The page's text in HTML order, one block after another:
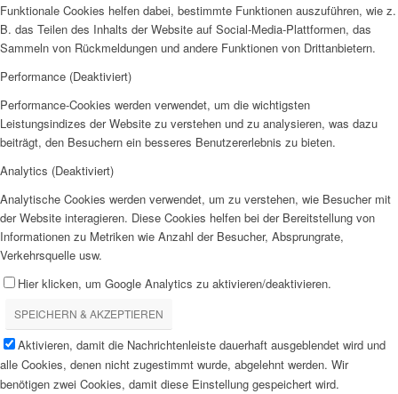
Funktionale Cookies helfen dabei, bestimmte Funktionen auszuführen, wie z.
B. das Teilen des Inhalts der Website auf Social-Media-Plattformen, das
Sammeln von Rückmeldungen und andere Funktionen von Drittanbietern.
Performance (Deaktiviert)
Performance-Cookies werden verwendet, um die wichtigsten
Leistungsindizes der Website zu verstehen und zu analysieren, was dazu
beiträgt, den Besuchern ein besseres Benutzererlebnis zu bieten.
Analytics (Deaktiviert)
Analytische Cookies werden verwendet, um zu verstehen, wie Besucher mit
der Website interagieren. Diese Cookies helfen bei der Bereitstellung von
Informationen zu Metriken wie Anzahl der Besucher, Absprungrate,
Verkehrsquelle usw.
Hier klicken, um Google Analytics zu aktivieren/deaktivieren.
SPEICHERN & AKZEPTIEREN
Aktivieren, damit die Nachrichtenleiste dauerhaft ausgeblendet wird und
alle Cookies, denen nicht zugestimmt wurde, abgelehnt werden. Wir
benötigen zwei Cookies, damit diese Einstellung gespeichert wird.